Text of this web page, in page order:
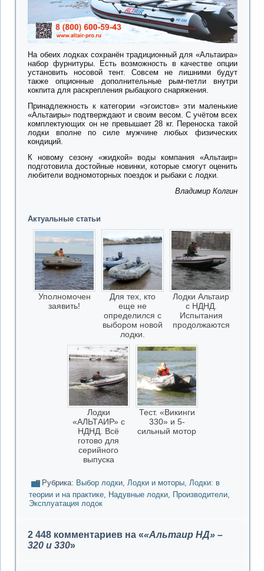
На обеих лодках сохранён традиционный для «Альтаира»
набор фурнитуры. Есть возможность в качестве опции
установить носовой тент. Совсем не лишними будут
также опционные дополнительные рым-петли внутри
кокпита для раскрепления рыбацкого снаряжения.
Принадлежность к категории «эгоистов» эти маленькие
«Альтаиры» подтверждают и своим весом. С учётом всех
комплектующих он не превышает 28 кг. Переноска такой
лодки вполне по силе мужчине любых физических
кондиций.
К новому сезону «жидкой» воды компания «Альтаир»
подготовила достойные новинки, которые смогут оценить
любители водномоторных поездок и рыбаки с лодки.
Владимир Колгин
Актуальные статьи
Уполномочен
заявить!
Для тех, кто
еще не
определился с
выбором новой
лодки.
Лодки Альтаир
с НДНД.
Испытания
продолжаются
Лодки
«АЛЬТАИР» с
НДНД. Всё
готово для
серийного
выпуска
Тест. «Викинги
330» и 5-
сильный мотор
Рубрика: Выбор лодки,Лодки и моторы,Лодки: в
теории и на практике, Надувные лодки, Производители,
Эксплуатация лодок
2 448 комментариев на ««Альтаир НД» –
320 и 330»